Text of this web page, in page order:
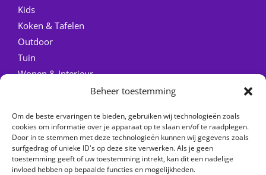
Beheer toestemming
Om de beste ervaringen te bieden, gebruiken wij technologieën zoals
cookies om informatie over je apparaat op te slaan en/of te raadplegen.
Door in te stemmen met deze technologieën kunnen wij gegevens zoals
surfgedrag of unieke ID's op deze site verwerken. Als je geen
toestemming geeft of uw toestemming intrekt, kan dit een nadelige
invloed hebben op bepaalde functies en mogelijkheden.
Kids
Koken & Tafelen
Outdoor
Tuin
Wonen & Interieur
Home
Over ons
Contact